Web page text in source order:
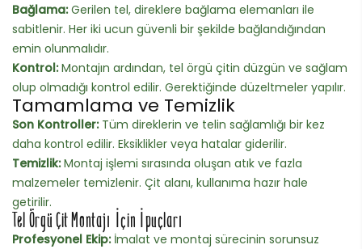
Bağlama:Gerilen tel, direklere bağlama elemanları ile
sabitlenir. Her iki ucun güvenli bir şekilde bağlandığından
emin olunmalıdır.
Kontrol:Montajın ardından, tel örgü çitin düzgün ve sağlam
olup olmadığı kontrol edilir. Gerektiğinde düzeltmeler yapılır.
Tamamlama ve Temizlik
Son Kontroller:Tüm direklerin ve telin sağlamlığı bir kez
daha kontrol edilir. Eksiklikler veya hatalar giderilir.
Temizlik:Montaj işlemi sırasında oluşan atık ve fazla
malzemeler temizlenir. Çit alanı, kullanıma hazır hale
getirilir.
Tel Örgü Çit Montajı İçin İpuçları
Profesyonel Ekip:İmalat ve montaj sürecinin sorunsuz